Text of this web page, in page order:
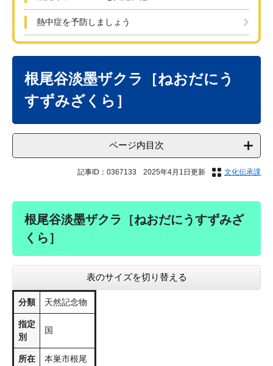
熱中症を予防しましょう
根尾谷淡墨ザクラ［ねおだにう
すずみざくら］
ページ内目次
記事ID：0367133 2025年4月1日更新 文化伝承課
根尾谷淡墨ザクラ［ねおだにうすずみざ
くら］
表のサイズを切り替える
分類 ​​天然記念物
指定
別
国
所在
本巣市根尾